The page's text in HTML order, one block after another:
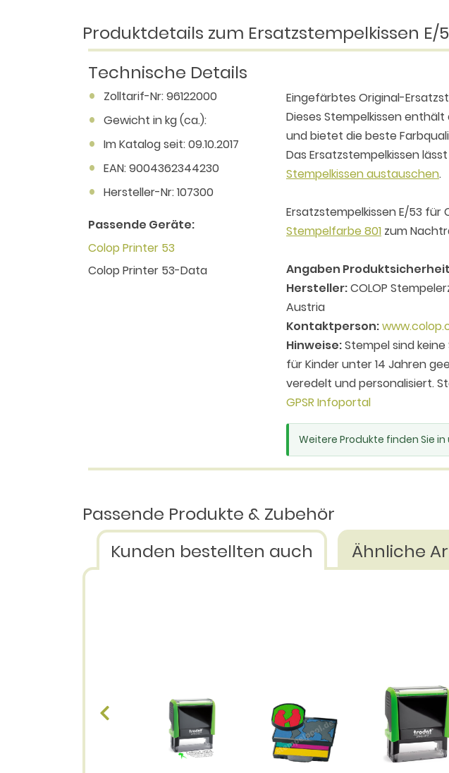
Produktdetails zum Ersatzstempelkissen E/
Technische Details
Zolltarif-Nr: 96122000
Gewicht in kg (ca.):
Im Katalog seit: 09.10.2017
EAN: 9004362344230
Hersteller-Nr: 107300
Passende Geräte:
Colop Printer 53
Colop Printer 53-Data
Eingefärbtes Original-
Dieses Stempelkissen
und bietet die beste
Das Ersatzstempelkissen
Stempelkissen austauschen.
Ersatzstempelkissen E/53
Stempelfarbe 801 zum
Angaben
Hersteller:COLOP
Austria
Kontaktperson:
Hinweise:Stempel sind
für Kinder unter 14 Jahren
veredelt und personalisiert.
GPSR Infoportal
Weitere Produkte finden Sie
Passende Produkte & Zubehör
Kunden bestellten auch
Ähnliche